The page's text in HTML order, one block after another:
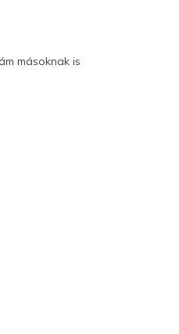
to width
másoknak is